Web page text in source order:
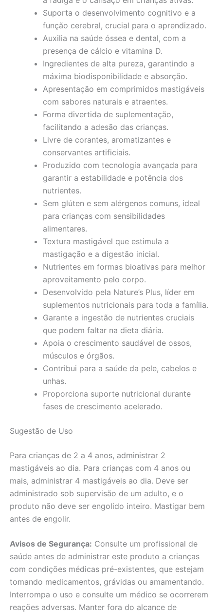
Suporta o desenvolvimento cognitivo e a
função cerebral, crucial para o aprendizado.
Auxilia na saúde óssea e dental, com a
presença de cálcio e vitamina D.
Ingredientes de alta pureza, garantindo a
máxima biodisponibilidade e absorção.
Apresentação em comprimidos mastigáveis
com sabores naturais e atraentes.
Forma divertida de suplementação,
facilitando a adesão das crianças.
Livre de corantes, aromatizantes e
conservantes artificiais.
Produzido com tecnologia avançada para
garantir a estabilidade e potência dos
nutrientes.
Sem glúten e sem alérgenos comuns, ideal
para crianças com sensibilidades
alimentares.
Textura mastigável que estimula a
mastigação e a digestão inicial.
Nutrientes em formas bioativas para melhor
aproveitamento pelo corpo.
Desenvolvido pela Nature’s Plus, líder em
suplementos nutricionais para toda a família.
Garante a ingestão de nutrientes cruciais
que podem faltar na dieta diária.
Apoia o crescimento saudável de ossos,
músculos e órgãos.
Contribui para a saúde da pele, cabelos e
unhas.
Proporciona suporte nutricional durante
fases de crescimento acelerado.
Sugestão de Uso
Para crianças de 2 a 4 anos, administrar 2
mastigáveis ao dia. Para crianças com 4 anos ou
mais, administrar 4 mastigáveis ao dia. Deve ser
administrado sob supervisão de um adulto, e o
produto não deve ser engolido inteiro. Mastigar bem
antes de engolir.
Avisos de Segurança: Consulte um profissional de
saúde antes de administrar este produto a crianças
com condições médicas pré-existentes, que estejam
tomando medicamentos, grávidas ou amamentando.
Interrompa o uso e consulte um médico se ocorrerem
reações adversas. Manter fora do alcance de